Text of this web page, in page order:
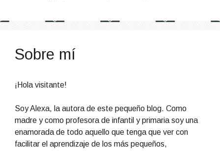
Sobre mí
¡Hola visitante!
Soy Alexa, la autora de este pequeño blog. Como
madre y como profesora de infantil y primaria soy una
enamorada de todo aquello que tenga que ver con
facilitar el aprendizaje de los más pequeños,